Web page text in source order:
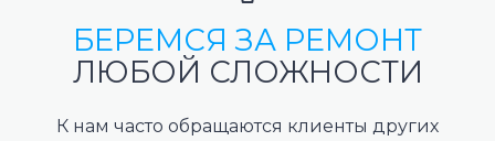
БЕРЕМСЯ ЗА РЕМОНТ
ЛЮБОЙ СЛОЖНОСТИ
К нам часто обращаются клиенты других